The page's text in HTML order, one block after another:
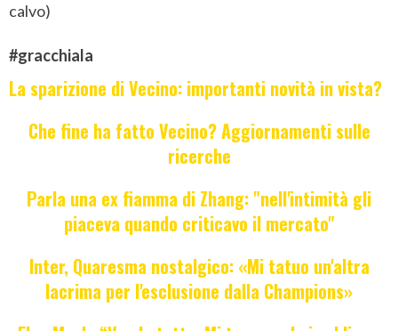
calvo)
#gracchiala
La sparizione di Vecino: importanti novità in vista?
Che fine ha fatto Vecino? Aggiornamenti sulle
ricerche
Parla una ex fiamma di Zhang: "nell'intimità gli
piaceva quando criticavo il mercato"
Inter, Quaresma nostalgico: «Mi tatuo un'altra
lacrima per l'esclusione dalla Champions»